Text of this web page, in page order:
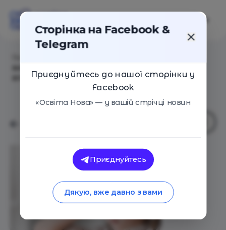
впевненості
Сторінка на Facebook &
Telegram
Приєднуйтесь до нашої сторінки у
Facebook
«Освіта Нова» — у вашій стрічці новин
Приєднуйтесь
Дякую, вже давно з вами